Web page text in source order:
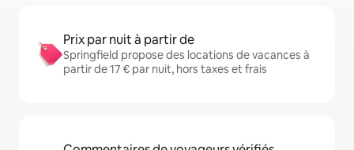
Prix par nuit à partir de
Springfield propose des locations de vacances à
partir de 17 € par nuit, hors taxes et frais